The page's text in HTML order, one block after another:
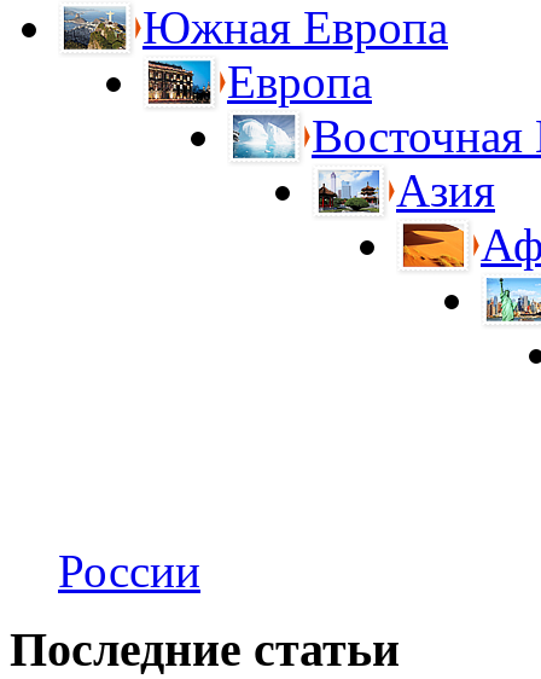
Южная Европа
Европа
Восточная
Азия
России
Последние статьи